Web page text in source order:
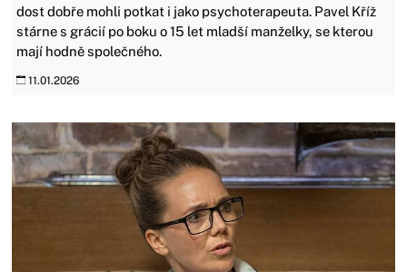
dost dobře mohli potkat i jako psychoterapeuta. Pavel Kříž
stárne s grácií po boku o 15 let mladší manželky, se kterou
mají hodně společného.
11.01.2026